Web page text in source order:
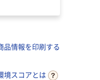
品情報を印刷する
境スコアとは